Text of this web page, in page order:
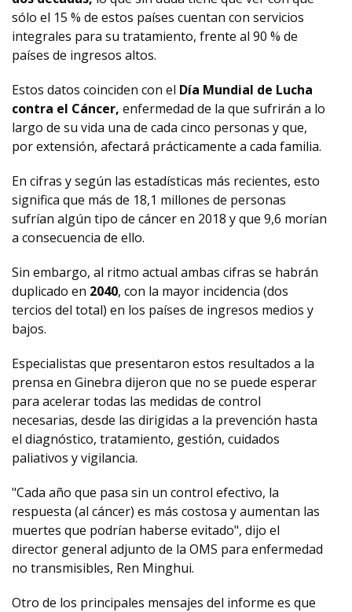
sólo el 15 % de estos países cuentan con servicios
integrales para su tratamiento, frente al 90 % de
países de ingresos altos.
Estos datos coinciden con el Día Mundial de Lucha
contra el Cáncer, enfermedad de la que sufrirán a lo
largo de su vida una de cada cinco personas y que,
por extensión, afectará prácticamente a cada familia.
En cifras y según las estadísticas más recientes, esto
significa que más de 18,1 millones de personas
sufrían algún tipo de cáncer en 2018 y que 9,6 morían
a consecuencia de ello.
Sin embargo, al ritmo actual ambas cifras se habrán
duplicado en 2040, con la mayor incidencia (dos
tercios del total) en los países de ingresos medios y
bajos.
Especialistas que presentaron estos resultados a la
prensa en Ginebra dijeron que no se puede esperar
para acelerar todas las medidas de control
necesarias, desde las dirigidas a la prevención hasta
el diagnóstico, tratamiento, gestión, cuidados
paliativos y vigilancia.
"Cada año que pasa sin un control efectivo, la
respuesta (al cáncer) es más costosa y aumentan las
muertes que podrían haberse evitado", dijo el
director general adjunto de la OMS para enfermedad
no transmisibles, Ren Minghui.
Otro de los principales mensajes del informe es que